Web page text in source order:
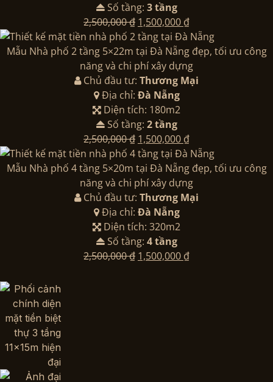
Số tầng: 3 tầng
2,500,000₫ Giá
gốc
là:
2,500,000 ₫.
1,500,000 ₫Giá
hiện
tại
là:
1,500,000 ₫.
Mẫu Nhà phố 2 tầng 5×22m tại Đà Nẵng đẹp, tối ưu công
năng và chi phí xây dựng
Chủ đầu tư: Thương Mại
Địa chỉ: Đà Nẵng
Diện tích: 180m2
Số tầng: 2 tầng
2,500,000₫ Giá
gốc
là:
2,500,000 ₫.
1,500,000 ₫Giá
hiện
tại
là:
1,500,000 ₫.
Mẫu Nhà phố 4 tầng 5×20m tại Đà Nẵng đẹp, tối ưu công
năng và chi phí xây dựng
Chủ đầu tư: Thương Mại
Địa chỉ: Đà Nẵng
Diện tích: 320m2
Số tầng: 4 tầng
2,500,000₫ Giá
1,500,000 ₫Giá